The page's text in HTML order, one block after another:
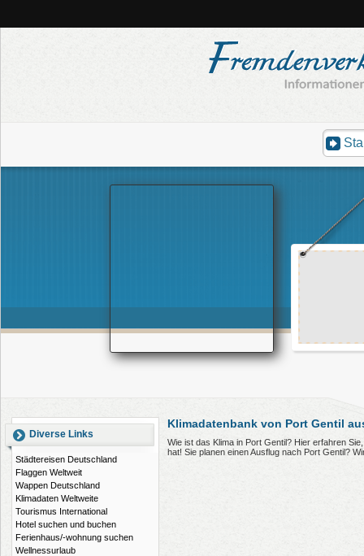
Diverse Links
Städtereisen Deutschland
Flaggen Weltweit
Wappen Deutschland
Klimadaten Weltweite
Tourismus International
Hotel suchen und buchen
Ferienhaus/-wohnung suchen
Wellnessurlaub
Klimadatenbank von Port Gentil
Wie ist das Klima in Port Gentil? Hier erfahren
hat! Sie planen einen Ausflug nach Port Gentil?